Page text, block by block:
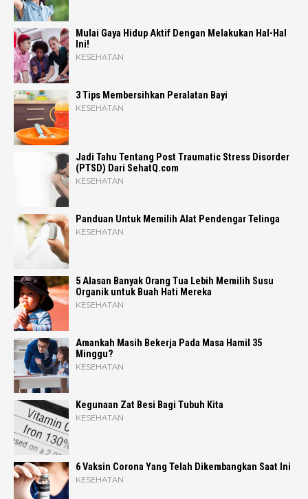
Mulai Gaya Hidup Aktif Dengan Melakukan Hal-Hal
Ini!
KESEHATAN
3 Tips Membersihkan Peralatan Bayi
KESEHATAN
Jadi Tahu Tentang Post Traumatic Stress Disorder
(PTSD) Dari SehatQ.com
KESEHATAN
Panduan Untuk Memilih Alat Pendengar Telinga
KESEHATAN
5 Alasan Banyak Orang Tua Lebih Memilih Susu
Organik untuk Buah Hati Mereka
KESEHATAN
Amankah Masih Bekerja Pada Masa Hamil 35
Minggu?
KESEHATAN
Kegunaan Zat Besi Bagi Tubuh Kita
KESEHATAN
6 Vaksin Corona Yang Telah Dikembangkan Saat Ini
KESEHATAN